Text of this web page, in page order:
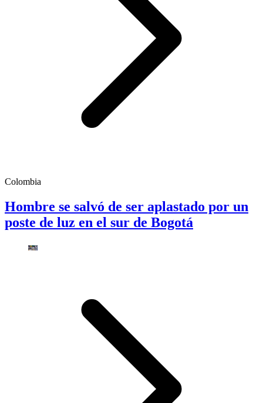
Colombia
Hombre se salvó de ser aplastado por un
poste de luz en el sur de Bogotá